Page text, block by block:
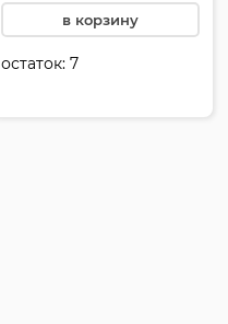
в корзину
остаток:7